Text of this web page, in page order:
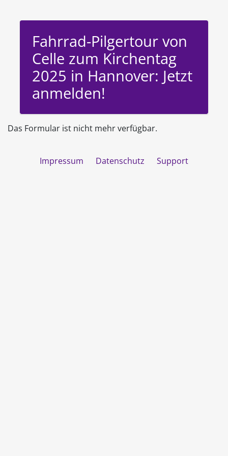
Fahrrad-Pilgertour von
Celle zum Kirchentag
2025 in Hannover: Jetzt
anmelden!
Das Formular ist nicht mehr verfügbar.
Impressum Datenschutz Support